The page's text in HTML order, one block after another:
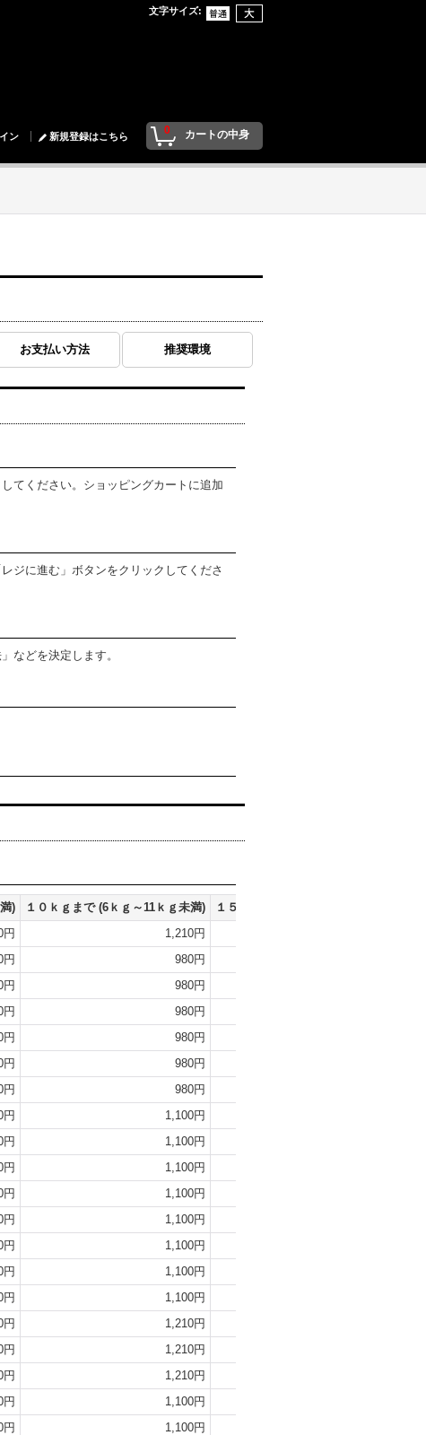
文字サイズ:
0 カートの中身
ン 新規登録はこちら
お支払い方法 推奨環境
てください。ショッピングカートに追加
ジに進む」ボタンをクリックしてくださ
などを決定します。
) １０ｋｇまで (6ｋｇ～11ｋｇ未満) １５ｋｇまで
円 1,210円
円 980円
円 980円
円 980円
円 980円
円 980円
円 980円
円 1,100円
円 1,100円
円 1,100円
円 1,100円
円 1,100円
円 1,100円
円 1,100円
円 1,100円
円 1,210円
円 1,210円
円 1,210円
円 1,100円
円 1,100円